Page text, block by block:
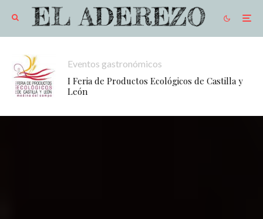
Eventos gastronómicos
I Feria de Productos Ecológicos de Castilla y
León